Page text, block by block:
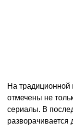
На
отмечены не
сериалы. В
разворачивается